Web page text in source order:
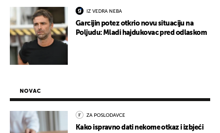
IZ VEDRA NEBA
Garcijin potez otkrio novu situaciju na
Poljudu: Mladi hajdukovac pred odlaskom
NOVAC
ZA POSLODAVCE
Kako ispravno dati nekome otkaz i izbjeći